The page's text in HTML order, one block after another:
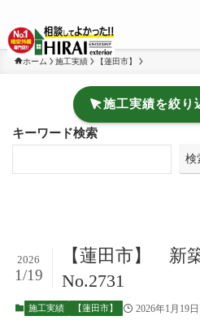
ホーム 施工実績 【蓮田市】
施工実績を絞り
キーワード検索
検
【蓮田市】 新
No.2731
2026
1/19
施工実績 【蓮田市】 2026年1月19日